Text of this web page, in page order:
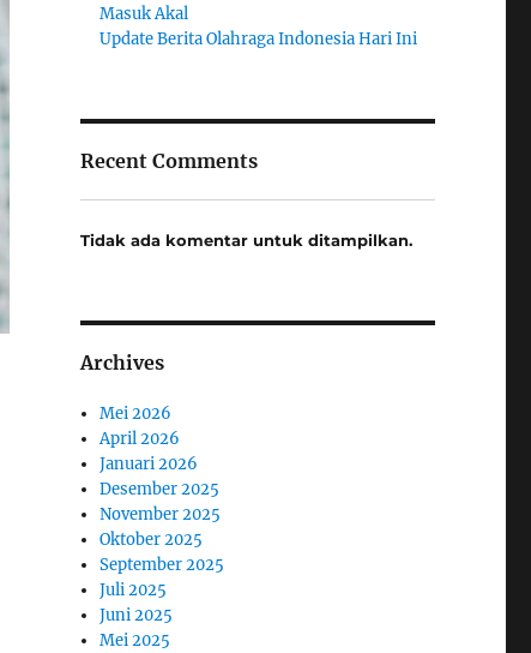
Masuk Akal
Update Berita Olahraga Indonesia Hari Ini
Recent Comments
Tidak ada komentar untuk ditampilkan.
Archives
Mei 2026
April 2026
Januari 2026
Desember 2025
November 2025
Oktober 2025
September 2025
Juli 2025
Juni 2025
Mei 2025